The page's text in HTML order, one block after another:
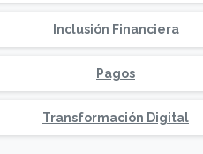
Inclusión Financiera
Pagos
Transformación Digital